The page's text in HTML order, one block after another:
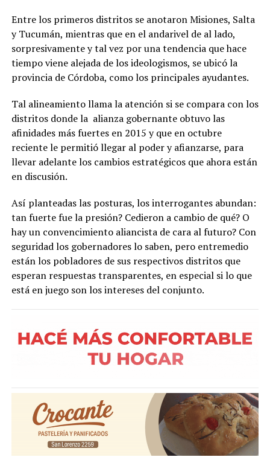
Entre los primeros distritos se anotaron Misiones, Salta
y Tucumán, mientras que en el andarivel de al lado,
sorpresivamente y tal vez por una tendencia que hace
tiempo viene alejada de los ideologismos, se ubicó la
provincia de Córdoba, como los principales ayudantes.
Tal alineamiento llama la atención si se compara con los
distritos donde la alianza gobernante obtuvo las
afinidades más fuertes en 2015 y que en octubre
reciente le permitió llegar al poder y afianzarse, para
llevar adelante los cambios estratégicos que ahora están
en discusión.
Así planteadas las posturas, los interrogantes abundan:
tan fuerte fue la presión? Cedieron a cambio de qué? O
hay un convencimiento aliancista de cara al futuro? Con
seguridad los gobernadores lo saben, pero entremedio
están los pobladores de sus respectivos distritos que
esperan respuestas transparentes, en especial si lo que
está en juego son los intereses del conjunto.